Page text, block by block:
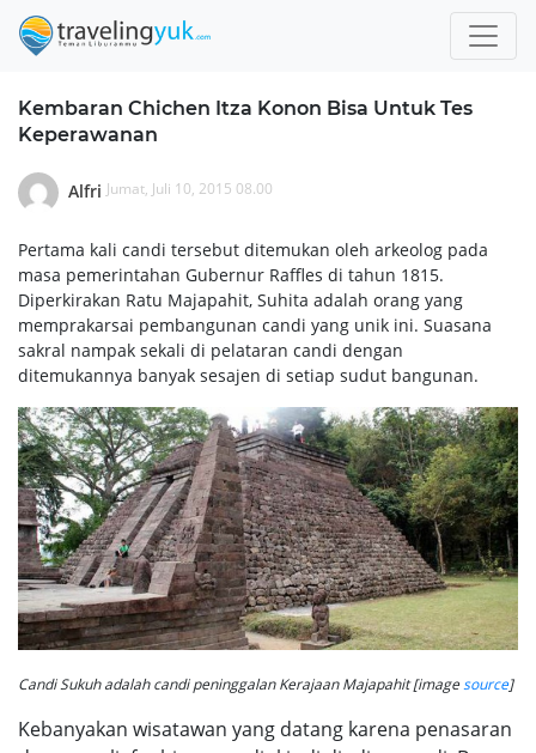
Kembaran Chichen Itza Konon Bisa Untuk Tes
Keperawanan
Alfri Jumat, Juli 10, 2015 08.00
Pertama kali candi tersebut ditemukan oleh arkeolog pada
masa pemerintahan Gubernur Raffles di tahun 1815.
Diperkirakan Ratu Majapahit, Suhita adalah orang yang
memprakarsai pembangunan candi yang unik ini. Suasana
sakral nampak sekali di pelataran candi dengan
ditemukannya banyak sesajen di setiap sudut bangunan.
Candi Sukuh adalah candi peninggalan Kerajaan Majapahit [imagesource]
Kebanyakan wisatawan yang datang karena penasaran